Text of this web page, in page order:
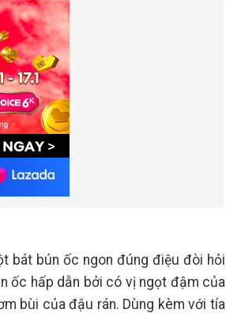
bát bún ốc ngon đúng điệu đòi hỏi
ốc hấp dẫn bởi có vị ngọt đậm của
bùi của đậu rán. Dùng kèm với tía